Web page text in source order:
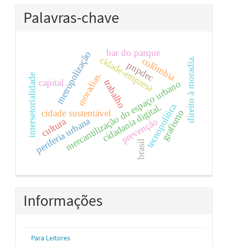
Palavras-chave
cidade-empresa
mercantilização do espaço urbano
cidade sustentável
periferia urbana
metropolização
intersetorialidade trabalho
capital
cidadania digital.
tecnopolítica
bar do parque
direito à moradia.
prevenção
pnpdec
moradias.
colômbia
brasil
grafismo
cultura
Informações
Para Leitores